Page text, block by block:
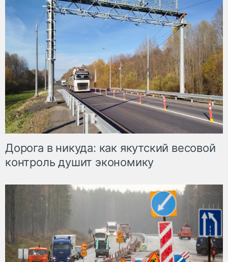
Дорога в никуда: как якутский весовой
контроль душит экономику